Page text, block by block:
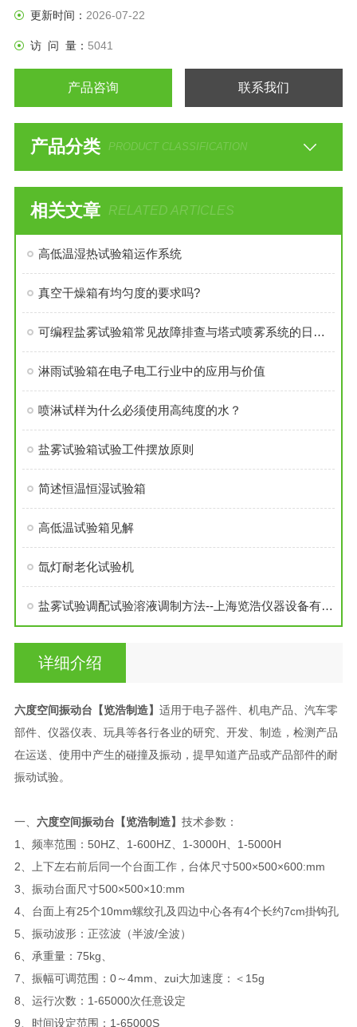
更新时间： 2026-07-22
访 问 量： 5041
产品咨询 联系我们
产品分类 PRODUCT CLASSIFICATION
相关文章 RELATED ARTICLES
高低温湿热试验箱运作系统
真空干燥箱有均匀度的要求吗?
可编程盐雾试验箱常见故障排查与塔式喷雾系统的日常维护技巧
淋雨试验箱在电子电工行业中的应用与价值
喷淋试样为什么必须使用高纯度的水？
盐雾试验箱试验工件摆放原则
简述恒温恒湿试验箱
高低温试验箱见解
氙灯耐老化试验机
盐雾试验调配试验溶液调制方法--上海览浩仪器设备有限公司
详细介绍
六度空间振动台【览浩制造】 适用于电子器件、机电产品、汽车零
部件、仪器仪表、玩具等各行各业的研究、开发、制造，检测产品
在运送、使用中产生的碰撞及振动，提早知道产品或产品部件的耐
振动试验。
一、 六度空间振动台【览浩制造】 技术参数：
1、频率范围：50HZ、1-600HZ、1-3000H、1-5000H
2、上下左右前后同一个台面工作，台体尺寸500×500×600:mm
3、振动台面尺寸500×500×10:mm
4、台面上有25个10mm螺纹孔及四边中心各有4个长约7cm掛钩孔
5、振动波形：正弦波（半波/全波）
6、承重量：75kg、
7、振幅可调范围：0～4mm、zui大加速度：＜15g
8、运行次数：1-65000次任意设定
9、时间设定范围：1-65000S